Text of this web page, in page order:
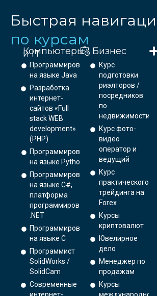
Быстрая
по курсам
Компьютеры
и IT
Программирование
на языке Java
Разработка
интернет-
сайтов «Full
stack WEB
development»
(PHP)
Программирование
на языке Python.
Программирование
на языке C#,
платформа
программирования
.NET
Программирование
на языке С
Программист
SolidWorks /
SolidCam
Современные
интернет-
Бизнес
Курс
подготовки
риэлторов /
посредников
по
недвижимости
Курс фото-
видео
оператор и
ведущий
Курс
практического
трейдинга на
Forex
Курсы
криптовалют
Ювелирное
дело
Менеджер по
продажам
Курсы
международной